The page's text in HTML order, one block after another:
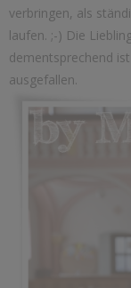
verbringen, als
laufen. ;-) Die
dementsprechend
ausgefallen.